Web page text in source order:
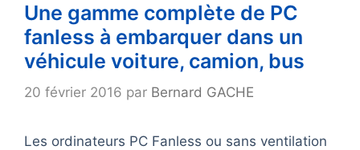
Une gamme complète de PC
fanless à embarquer dans un
véhicule voiture, camion, bus
20 février 2016 par Bernard GACHE
Les ordinateurs PC Fanless ou sans ventilation